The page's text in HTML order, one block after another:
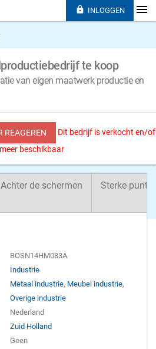
te koop
van eigen maatwerk productie en
REAGEREN
Dit bedrijf is verkocht en/of
beschikbaar
Achter de schermen Sterke
BOSN14HM083A
Industrie
Metaal industrie, Meubel industrie,
Overige industrie
Nederland
Zuid Holland
Geen
 INLOGGEN